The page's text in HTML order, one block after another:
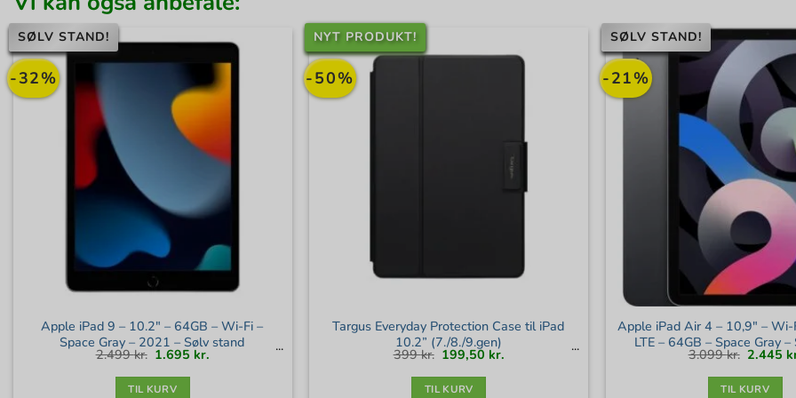
-32%
SØLV STAND!
Apple iPad 9 – 10.2″ – 64GB – Wi-Fi –
Space Gray – 2021 – Sølv stand
2.499kr. Den
oprindelige
pris
1.695 kr.Den
aktuelle
pris
TIL KURV
-50%
NYT PRODUKT!
Targus Everyday Protection Case til iPad
10.2” (7./8./9.gen)
399kr. Den
oprindelige
pris
199,50 kr.Den
aktuelle
pris
TIL KURV
-21%
SØLV STAND!
Apple iPad Air 4 – 10,9″ –
LTE – 64GB – Space Gray
3.099kr. Den
pris
2.445
TIL KURV